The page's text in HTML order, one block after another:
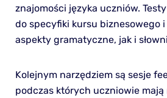
znajomości języka uczniów.
do specyfiki kursu biznesowego
aspekty gramatyczne, jak i
Kolejnym narzędziem są sesje
podczas których uczniowie mają